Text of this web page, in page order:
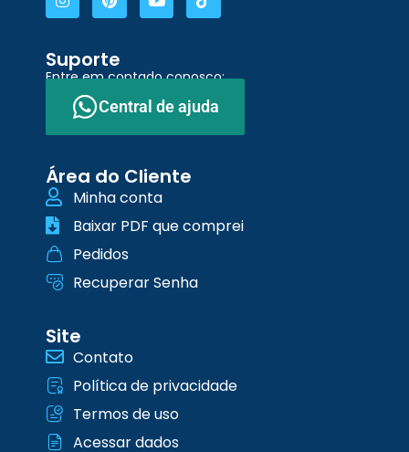
Suporte
Entre em contado conosco:
Central de ajuda
Área do Cliente
Minha conta
Baixar PDF que comprei
Pedidos
Recuperar Senha
Site
Contato
Política de privacidade
Termos de uso
Acessar dados